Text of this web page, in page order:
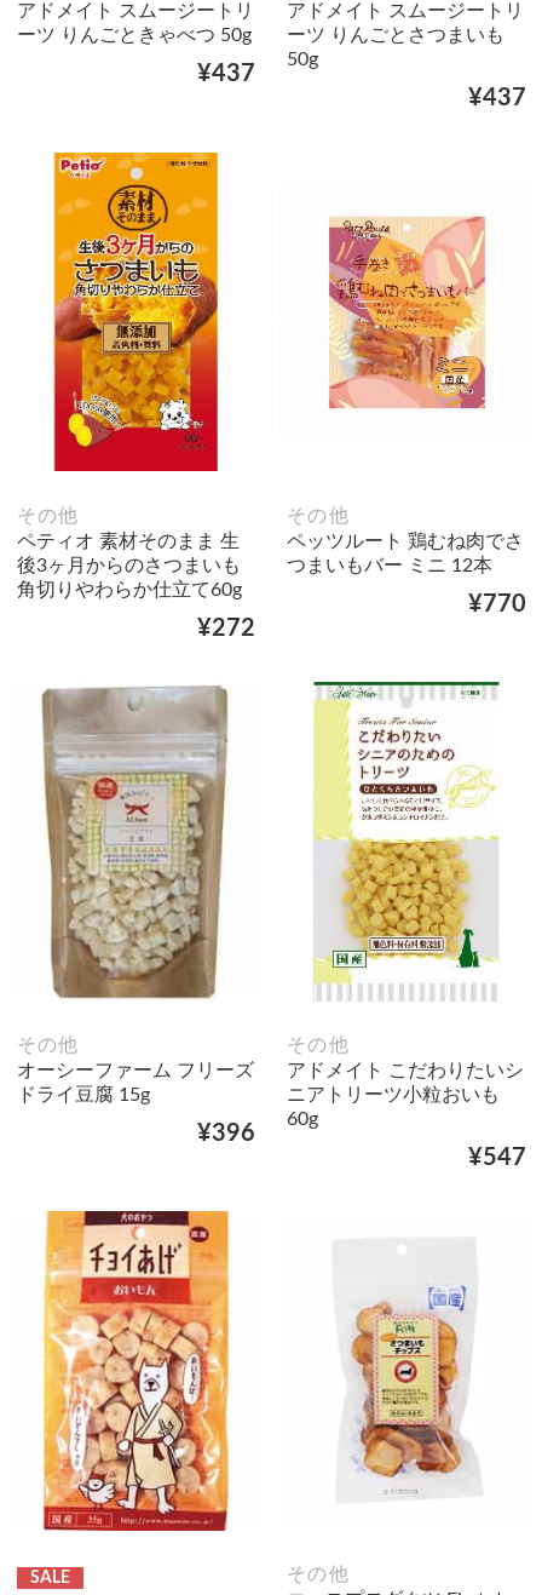
アドメイト スムージートリ
ーツ りんごときゃべつ 50g
¥437
アドメイト スムージートリ
ーツ りんごとさつまいも
50g
¥437
その他
ペティオ 素材そのまま 生
後3ヶ月からのさつまいも
角切りやわらか仕立て60g
¥272
その他
ペッツルート 鶏むね肉でさ
つまいもバー ミニ 12本
¥770
その他
オーシーファーム フリーズ
ドライ豆腐 15g
¥396
その他
アドメイト こだわりたいシ
ニアトリーツ小粒おいも
60g
¥547
SALE
その他